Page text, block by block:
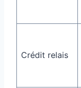
Crédit relais